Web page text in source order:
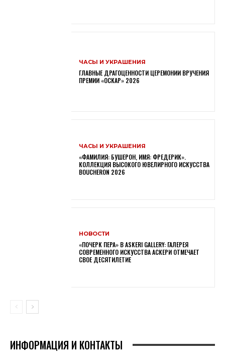
ЧАСЫ И УКРАШЕНИЯ
ГЛАВНЫЕ ДРАГОЦЕННОСТИ ЦЕРЕМОНИИ ВРУЧЕНИЯ
ПРЕМИИ «ОСКАР» 2026
ЧАСЫ И УКРАШЕНИЯ
«ФАМИЛИЯ: БУШЕРОН, ИМЯ: ФРЕДЕРИК».
КОЛЛЕКЦИЯ ВЫСОКОГО ЮВЕЛИРНОГО ИСКУССТВА
BOUCHERON 2026
НОВОСТИ
«ПОЧЕРК ПЕРА» В ASKERI GALLERY: ГАЛЕРЕЯ
СОВРЕМЕННОГО ИСКУССТВА АСКЕРИ ОТМЕЧАЕТ
СВОЕ ДЕСЯТИЛЕТИЕ
ИНФОРМАЦИЯ И КОНТАКТЫ